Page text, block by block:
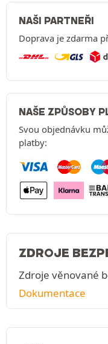
NAŠI PARTNEŘI
Doprava je zdarma
NAŠE ZPŮSOBY
Svou objednávku
platby:
ZDROJE
Zdroje věnované
Dokumentace